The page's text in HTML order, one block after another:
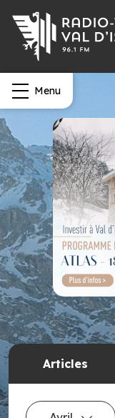
Menu
Articles